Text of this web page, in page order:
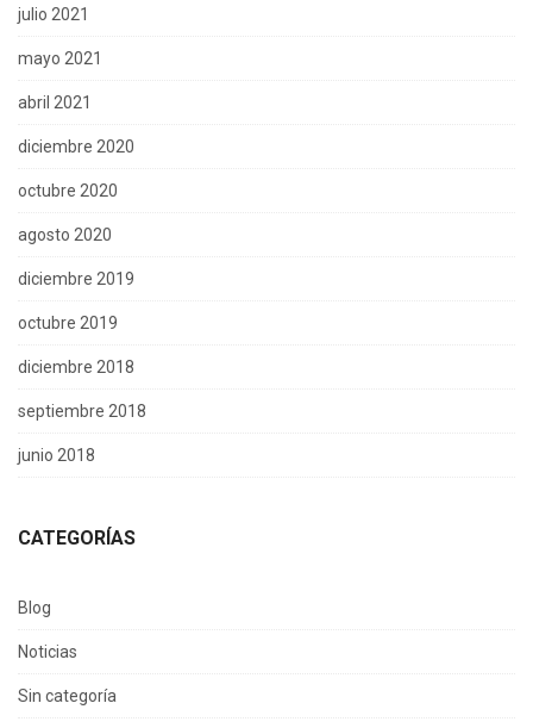
julio 2021
mayo 2021
abril 2021
diciembre 2020
octubre 2020
agosto 2020
diciembre 2019
octubre 2019
diciembre 2018
septiembre 2018
junio 2018
CATEGORÍAS
Blog
Noticias
Sin categoría